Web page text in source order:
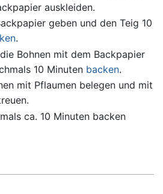
auskleiden.
geben und den Teig 10
.
Bohnen mit dem Backpapier
10 Minuten backen.
mit Pflaumen belegen und mit
ca. 10 Minuten backen